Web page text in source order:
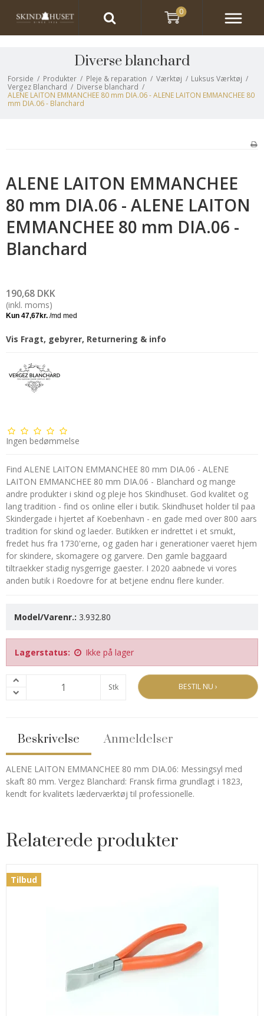
Diverse blanchard
Forside / Produkter / Pleje & reparation / Værktøj / Luksus Værktøj /
Vergez Blanchard / Diverse blanchard /
ALENE LAITON EMMANCHEE 80 mm DIA.06 - ALENE LAITON EMMANCHEE 80
mm DIA.06 - Blanchard
ALENE LAITON EMMANCHEE
80 mm DIA.06 - ALENE LAITON
EMMANCHEE 80 mm DIA.06 -
Blanchard
190,68 DKK
(inkl. moms)
Vis Fragt, gebyrer, Returnering & info
Ingen bedømmelse
Find ALENE LAITON EMMANCHEE 80 mm DIA.06 - ALENE
LAITON EMMANCHEE 80 mm DIA.06 - Blanchard og mange
andre produkter i skind og pleje hos Skindhuset. God kvalitet og
lang tradition - find os online eller i butik. Skindhuset holder til paa
Skindergade i hjertet af Koebenhavn - en gade med over 800 aars
tradition for skind og laeder. Butikken er indrettet i et smukt,
fredet hus fra 1730'erne, og gaden har i generationer vaeret hjem
for skindere, skomagere og garvere. Den gamle baggaard
tiltraekker stadig nysgerrige gaester. I 2020 aabnede vi vores
anden butik i Roedovre for at betjene endnu flere kunder.
Model/Varenr.: 3.932.80
Lagerstatus: Ikke på lager
Stk BESTIL NU ›
Beskrivelse Anmeldelser
ALENE LAITON EMMANCHEE 80 mm DIA.06: Messingsyl med
skaft 80 mm. Vergez Blanchard: Fransk firma grundlagt i 1823,
kendt for kvalitets læderværktøj til professionelle.
Relaterede produkter
Tilbud
0